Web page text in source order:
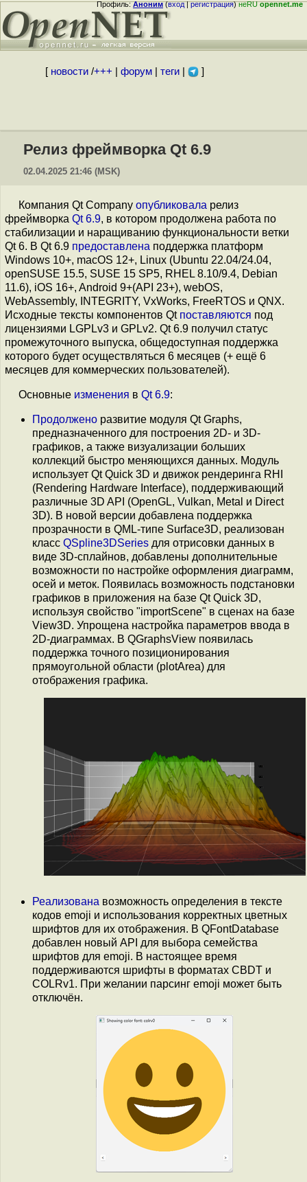
Профиль:Аноним(вход|регистрация)неRUopennet.me
[ новости/+++ форум| теги| ]
Релиз фреймворка Qt 6.9
02.04.2025 21:46 (MSK)
Компания Qt Company опубликовала релиз
фреймворка Qt 6.9, в котором продолжена работа по
стабилизации и наращиванию функциональности ветки
Qt 6. В Qt 6.9 предоставлена поддержка платформ
Windows 10+, macOS 12+, Linux (Ubuntu 22.04/24.04,
openSUSE 15.5, SUSE 15 SP5, RHEL 8.10/9.4, Debian
11.6), iOS 16+, Android 9+(API 23+), webOS,
WebAssembly, INTEGRITY, VxWorks, FreeRTOS и QNX.
Исходные тексты компонентов Qt поставляются под
лицензиями LGPLv3 и GPLv2. Qt 6.9 получил статус
промежуточного выпуска, общедоступная поддержка
которого будет осуществляться 6 месяцев (+ ещё 6
месяцев для коммерческих пользователей).
Основные изменения в Qt 6.9:
Продолжено развитие модуля Qt Graphs,
предназначенного для построения 2D- и 3D-
графиков, а также визуализации больших
коллекций быстро меняющихся данных. Модуль
использует Qt Quick 3D и движок рендеринга RHI
(Rendering Hardware Interface), поддерживающий
различные 3D API (OpenGL, Vulkan, Metal и Direct
3D). В новой версии добавлена поддержка
прозрачности в QML-типе Surface3D, реализован
класс QSpline3DSeries для отрисовки данных в
виде 3D-сплайнов, добавлены дополнительные
возможности по настройке оформления диаграмм,
осей и меток. Появилась возможность подстановки
графиков в приложения на базе Qt Quick 3D,
используя свойство "importScene" в сценах на базе
View3D. Упрощена настройка параметров ввода в
2D-диаграммах. В QGraphsView появилась
поддержка точного позиционирования
прямоугольной области (plotArea) для
отображения графика.
Реализована возможность определения в тексте
кодов emoji и использования корректных цветных
шрифтов для их отображения. В QFontDatabase
добавлен новый API для выбора семейства
шрифтов для emoji. В настоящее время
поддерживаются шрифты в форматах CBDT и
COLRv1. При желании парсинг emoji может быть
отключён.